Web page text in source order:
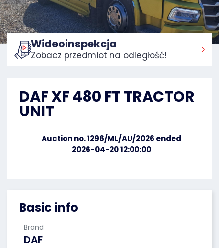
Home:
Basic info
Brand
DAF
Wideoinspekcja
Zobacz przedmiot na odległość!
DAF XF 480 FT TRACTOR
UNIT
Auction no. 1296/ML/AU/2026 ended
2026-04-20 12:00:00